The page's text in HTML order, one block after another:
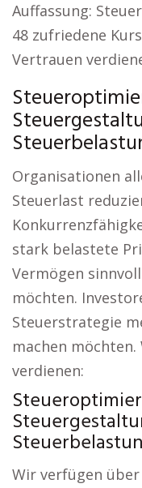
Auffassung:
48 zufriedene
Vertrauen
Organisationen
Steuerlast
stark belastete
Vermögen
möchten.
Steuerstrategie
machen
verdienen:
Wir verfügen